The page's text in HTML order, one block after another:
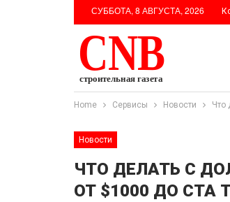
СУББОТА, 8 АВГУСТА, 2026
Home Сервисы Новости Что
Новости
ЧТО ДЕЛАТЬ С
ОТ $1000 ДО СТА